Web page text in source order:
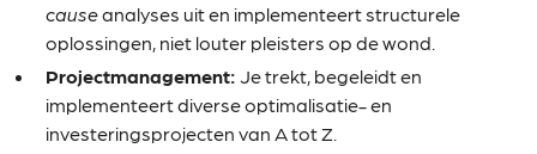
causeanalyses uit en implementeert structurele
oplossingen, niet louter pleisters op de wond.
Projectmanagement: Je trekt, begeleidt en
implementeert diverse optimalisatie- en
investeringsprojecten van A tot Z.